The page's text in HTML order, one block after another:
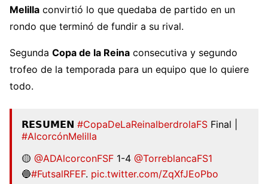
Melilla convirtió lo que quedaba de partido en un
rondo que terminó de fundir a su rival.
Segunda Copa de la Reina consecutiva y segundo
trofeo de la temporada para un equipo que lo quiere
todo.
𝗥𝗘𝗦𝗨𝗠𝗘𝗡 #CopaDeLaReinaIberdrolaFS Final |
#AlcorcónMelilla
🟡 @ADAlcorconFSF 1-4 @TorreblancaFS1
🔵#FutsalRFEF. pic.twitter.com/ZqXfJEoPbo